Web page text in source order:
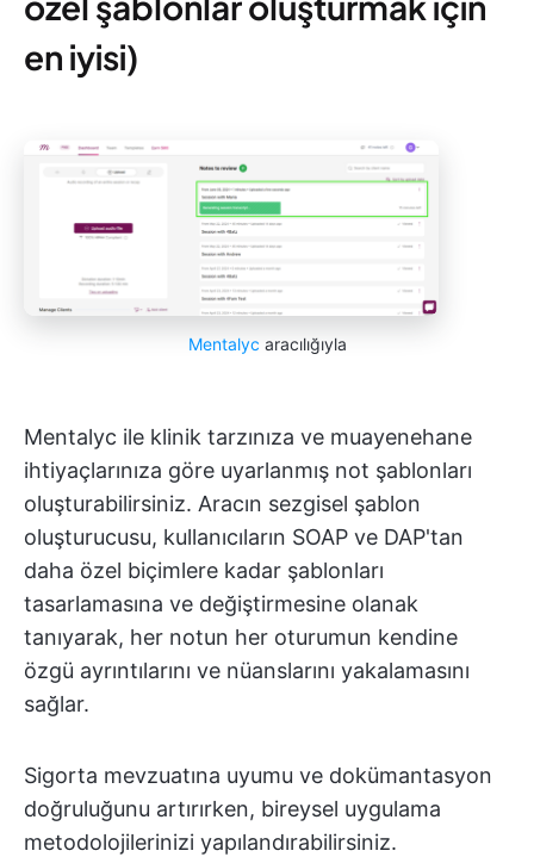
en iyisi)
Mentalyc aracılığıyla
Mentalyc ile klinik tarzınıza ve muayenehane
ihtiyaçlarınıza göre uyarlanmış not şablonları
oluşturabilirsiniz. Aracın sezgisel şablon
oluşturucusu, kullanıcıların SOAP ve DAP'tan
daha özel biçimlere kadar şablonları
tasarlamasına ve değiştirmesine olanak
tanıyarak, her notun her oturumun kendine
özgü ayrıntılarını ve nüanslarını yakalamasını
sağlar.
Sigorta mevzuatına uyumu ve dokümantasyon
doğruluğunu artırırken, bireysel uygulama
metodolojilerinizi yapılandırabilirsiniz.